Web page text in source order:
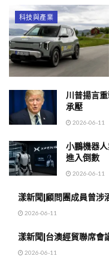
科技與產業
川普揚言
承壓
2026-06-11
小鵬機器
進入倒數
2026-06-11
漾新聞|顧問團成員曾
2026-06-11
漾新聞|台澳經貿聯席
2026-06-11